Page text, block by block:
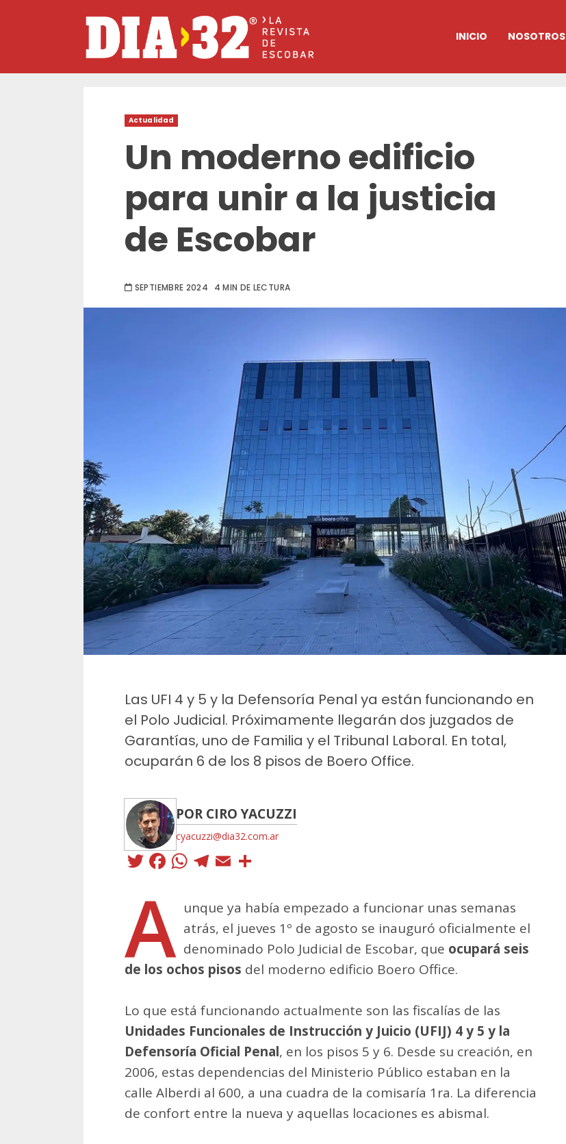
INICIO NOSOTROS
Actualidad
Un moderno edificio
para unir a la justicia
de Escobar
SEPTIEMBRE 2024 4 MIN DE LECTURA
Las UFI 4 y 5 y la Defensoría Penal ya están funcionando en
el Polo Judicial. Próximamente llegarán dos juzgados de
Garantías, uno de Familia y el Tribunal Laboral. En total,
ocuparán 6 de los 8 pisos de Boero Office.
POR CIRO YACUZZI
cyacuzzi@dia32.com.ar
Twitter
Facebook
WhatsApp
Telegram
Email
A unque ya había empezado a funcionar unas semanas
atrás, el jueves 1º de agosto se inauguró oficialmente el
denominado Polo Judicial de Escobar, que ocupará seis
de los ochos pisos del moderno edificio Boero Office.
Lo que está funcionando actualmente son las fiscalías de las
Unidades Funcionales de Instrucción y Juicio (UFIJ) 4 y 5 y la
Defensoría Oficial Penal, en los pisos 5 y 6. Desde su creación, en
2006, estas dependencias del Ministerio Público estaban en la
calle Alberdi al 600, a una cuadra de la comisaría 1ra. La diferencia
de confort entre la nueva y aquellas locaciones es abismal.